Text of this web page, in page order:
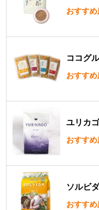
おすすめ
ココグ
おすすめ
ユリカ
おすすめ
ソルビ
おすすめ